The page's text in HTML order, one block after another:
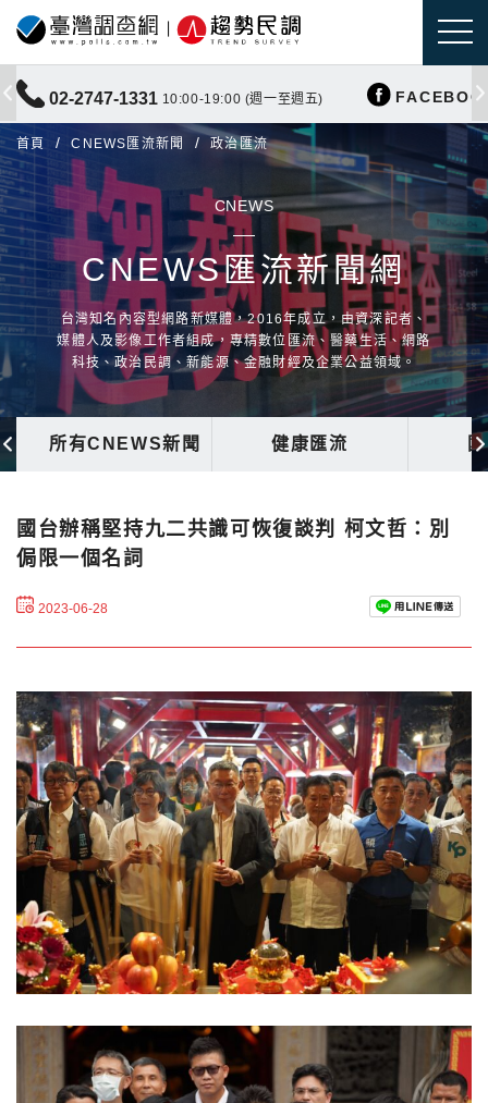
02-2747-1331 10:00-19:00 (週一至週五)
首頁 CNEWS匯流新聞 政治匯流
CNEWS
CNEWS匯流新聞網
台灣知名內容型網路新媒體，2016年成立，由資深記者、
媒體人及影像工作者組成，專精數位匯流、醫藥生活、網路
科技、政治民調、新能源、金融財經及企業公益領域。
所有CNEWS新聞 健康匯流
國台辦稱堅持九二共識可恢復談判 柯文哲：別
侷限一個名詞
2023-06-28